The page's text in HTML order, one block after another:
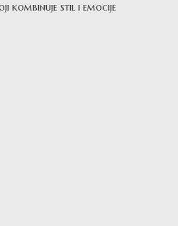
kombinuje stil i emocije